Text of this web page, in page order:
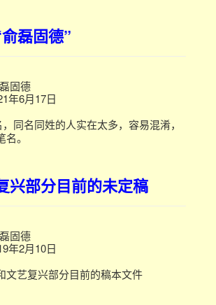
磊固德”
固德
年6月17日
，同名同姓的人实在太多，容易混淆，
。
兴部分目前的未定稿
固德
年2月10日
文艺复兴部分目前的稿本文件